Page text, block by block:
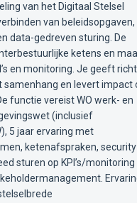
van het Digitaal Stelsel
van beleidsopgaven,
data-gedreven sturing. De
ketens en
en monitoring. Je geeft
en levert impact
functie vereist WO werk- en
(inclusief
5 jaar ervaring met
ketenafspraken,
sturen op KPI’s/monitoring